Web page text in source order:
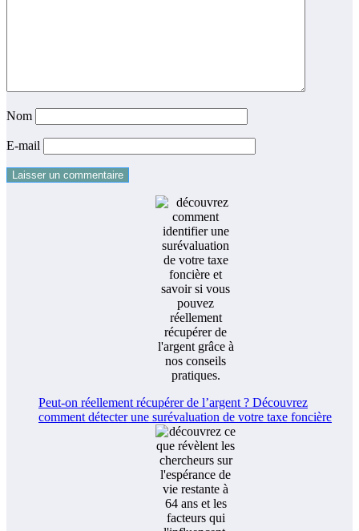
Nom
E-mail
Peut-on réellement récupérer de l’argent ? Découvrez
comment détecter une surévaluation de votre taxe foncière